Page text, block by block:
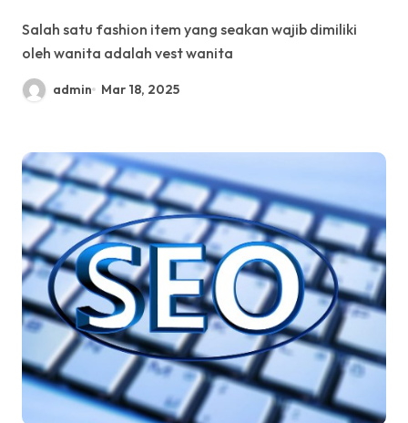
Salah satu fashion item yang seakan wajib dimiliki
oleh wanita adalah vest wanita
admin Mar 18, 2025